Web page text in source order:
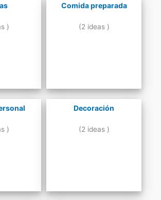
)
Comida preparada
(2 ideas )
)
Decoración
(2 ideas )